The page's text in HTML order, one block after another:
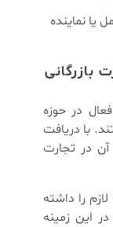
یا نماینده
در حوزه
با دریافت
آن در تجارت
را داشته
این زمینه